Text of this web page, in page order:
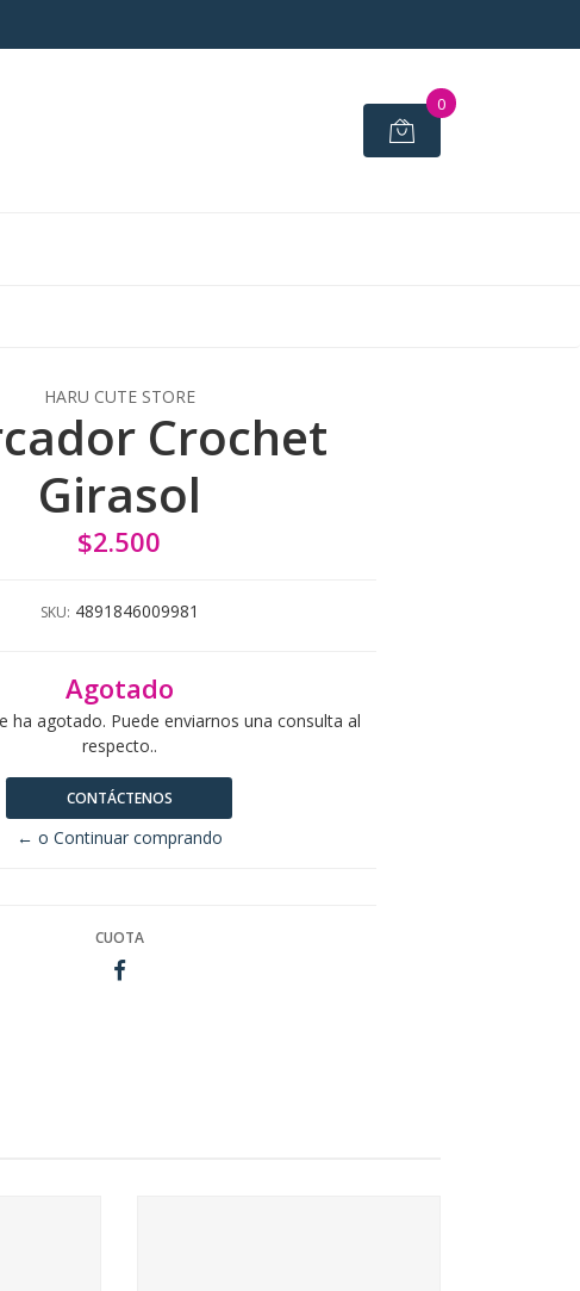
0
HARU CUTE STORE
Crochet
Girasol
$2.500
SKU: 4891846009981
Agotado
ha agotado. Puede enviarnos una consulta al
respecto..
CONTÁCTENOS
← o Continuar comprando
CUOTA